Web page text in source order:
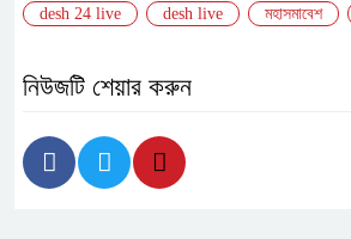
desh 24 live
desh live মহাসমাবেশ
নিউজটি শেয়ার করুন